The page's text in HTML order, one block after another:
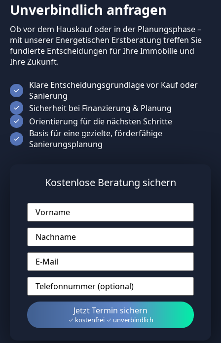
Unverbindlich anfragen
Ob vor dem Hauskauf oder in der Planungsphase –
mit unserer Energetischen Erstberatung treffen Sie
fundierte Entscheidungen für Ihre Immobilie und
Ihre Zukunft.
Klare Entscheidungsgrundlage vor Kauf oder
Sanierung
Sicherheit bei Finanzierung & Planung
Orientierung für die nächsten Schritte
Basis für eine gezielte, förderfähige
Sanierungsplanung
Kostenlose Beratung sichern
Vorname
Nachname
E-
Mail
*
Telefonnummer
(optional)
*
JetztTermin sichern